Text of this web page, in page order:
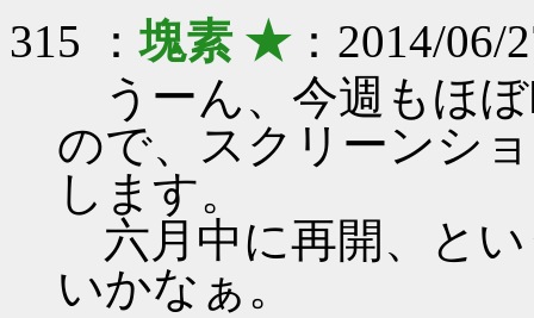
315 ：塊素 ★：2014/06/
うーん、今週もほ
ので、スクリーンシ
します。
六月中に再開、と
いかなぁ。